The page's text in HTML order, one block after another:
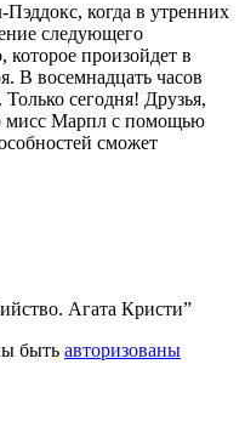
когда в утренних
следующего
произойдет в
В восемнадцать часов
сегодня! Друзья,
мисс Марпл с помощью
сможет
Агата Кристи”
быть авторизованы